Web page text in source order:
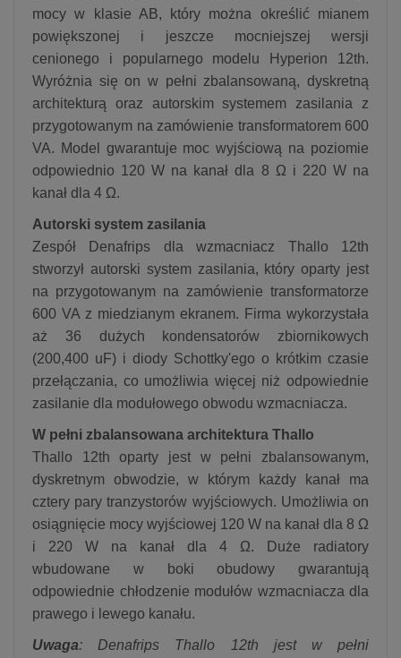
mocy w klasie AB, który można określić mianem
powiększonej i jeszcze mocniejszej wersji
cenionego i popularnego modelu Hyperion 12th.
Wyróżnia się on w pełni zbalansowaną, dyskretną
architekturą oraz autorskim systemem zasilania z
przygotowanym na zamówienie transformatorem 600
VA. Model gwarantuje moc wyjściową na poziomie
odpowiednio 120 W na kanał dla 8 Ω i 220 W na
kanał dla 4 Ω.
Autorski system zasilania
Zespół Denafrips dla wzmacniacz Thallo 12th
stworzył autorski system zasilania, który oparty jest
na przygotowanym na zamówienie transformatorze
600 VA z miedzianym ekranem. Firma wykorzystała
aż 36 dużych kondensatorów zbiornikowych
(200,400 uF) i diody Schottky'ego o krótkim czasie
przełączania, co umożliwia więcej niż odpowiednie
zasilanie dla modułowego obwodu wzmacniacza.
W pełni zbalansowana architektura Thallo
Thallo 12th oparty jest w pełni zbalansowanym,
dyskretnym obwodzie, w którym każdy kanał ma
cztery pary tranzystorów wyjściowych. Umożliwia on
osiągnięcie mocy wyjściowej 120 W na kanał dla 8 Ω
i 220 W na kanał dla 4 Ω. Duże radiatory
wbudowane w boki obudowy gwarantują
odpowiednie chłodzenie modułów wzmacniacza dla
prawego i lewego kanału.
Uwaga: Denafrips Thallo 12th jest w pełni